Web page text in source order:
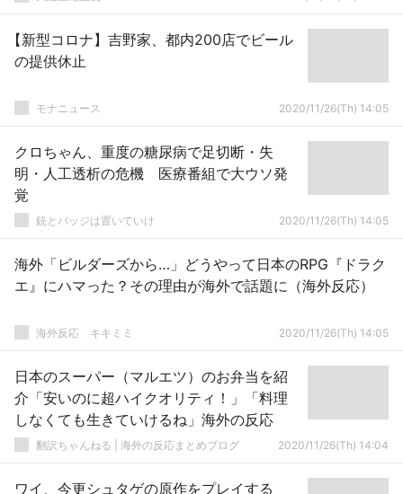
【新型コロナ】吉野家、都内200店でビール
の提供休止
モナニュース 2020/11/26(Th) 14:05
クロちゃん、重度の糖尿病で足切断・失
明・人工透析の危機 医療番組で大ウソ発
覚
銃とバッジは置いていけ 2020/11/26(Th) 14:05
海外「ビルダーズから…」どうやって日本のRPG『ドラク
エ』にハマった？その理由が海外で話題に（海外反応）
­海外反応 キキミミ 2020/11/26(Th) 14:05
日本のスーパー（マルエツ）のお弁当を紹
介「安いのに超ハイクオリティ！」「料理
しなくても生きていけるね」海外の反応
翻訳ちゃんねる | 海外の反応まとめブログ 2020/11/26(Th) 14:04
ワイ、今更シュタゲの原作をプレイする